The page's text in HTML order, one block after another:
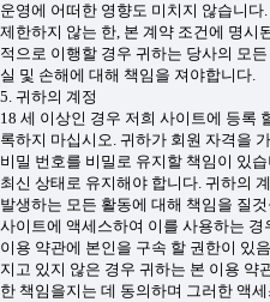
운영에 어떠한 영향도 미치지 않습니
제한하지 않는 한, 본 계약 조건에 명시
적으로 이행할 경우 귀하는 당사의 모
실 및 손해에 대해 책임을 져야합니다.
5. 귀하의 계정
18 세 이상인 경우 저희 사이트에 등록
록하지 마십시오. 귀하가 회원 자격을
비밀 번호를 비밀로 유지할 책임이 있
최신 상태로 유지해야 합니다. 귀하의
발생하는 모든 활동에 대해 책임을 질
사이트에 액세스하여 이를 사용하는
이용 약관에 본인을 구속 할 권한이 있
지고 있지 않은 경우 귀하는 본 이용 약
한 책임을지는 데 동의하며 그러한 액